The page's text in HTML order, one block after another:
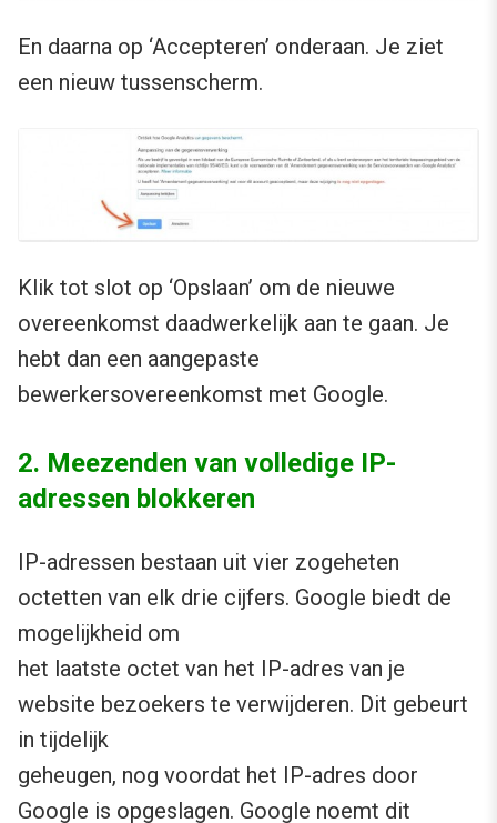
En daarna op ‘Accepteren’ onderaan. Je ziet
een nieuw tussenscherm.
Klik tot slot op ‘Opslaan’ om de nieuwe
overeenkomst daadwerkelijk aan te gaan. Je
hebt dan een aangepaste
bewerkersovereenkomst met Google.
2. Meezenden van volledige IP-
adressen blokkeren
IP-adressen bestaan uit vier zogeheten
octetten van elk drie cijfers. Google biedt de
mogelijkheid om
het laatste octet van het IP-adres van je
website bezoekers te verwijderen. Dit gebeurt
in tijdelijk
geheugen, nog voordat het IP-adres door
Google is opgeslagen. Google noemt dit